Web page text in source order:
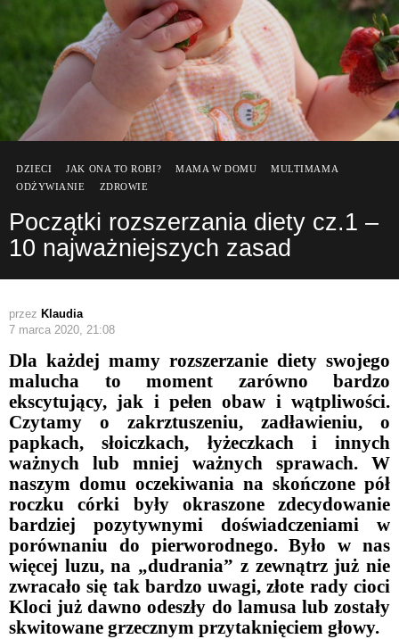
DZIECI JAK ONA TO ROBI? MAMA W DOMU
MULTIMAMA
ODŻYWIANIE
ZDROWIE
Początki rozszerzania diety cz.1 –
10 najważniejszych zasad
przez Klaudia
7 marca 2020, 21:08
Dla każdej mamy rozszerzanie diety swojego
malucha to moment zarówno bardzo
ekscytujący, jak i pełen obaw i wątpliwości.
Czytamy o zakrztuszeniu, zadławieniu, o
papkach, słoiczkach, łyżeczkach i innych
ważnych lub mniej ważnych sprawach. W
naszym domu oczekiwania na skończone pół
roczku córki były okraszone zdecydowanie
bardziej pozytywnymi doświadczeniami w
porównaniu do pierworodnego. Było w nas
więcej luzu, na „dudrania” z zewnątrz już nie
zwracało się tak bardzo uwagi, złote rady cioci
Kloci już dawno odeszły do lamusa lub zostały
skwitowane grzecznym przytaknięciem głowy.